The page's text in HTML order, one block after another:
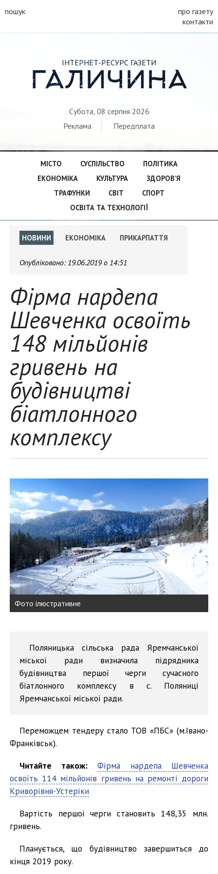
пошук
про газету
контакти
ІНТЕРНЕТ-РЕСУРС ГАЗЕТИ
ГАЛИЧИНА
Субота, 08 серпня 2026
Реклама
Передплата
МІСТО СУСПІЛЬСТВО
ПОЛІТИКА
ЕКОНОМІКА
КУЛЬТУРА
ЗДОРОВ’Я
ТРАФУНКИ
СВІТ
СПОРТ
ОСВІТА ТА ТЕХНОЛОГІЇ
НОВИНИ ЕКОНОМІКА ПРИКАРПАТТЯ
Опубліковано: 19.06.2019 о 14:51
Фірма нардепа
Шевченка освоїть
148 мільйонів
гривень на
будівництві
біатлонного
комплексу
Фото ілюстративне
Поляницька сільська рада Яремчанської
міської ради визначила підрядника
будівництва першої черги сучасного
біатлонного комплексу в с. Поляниці
Яремчанської міської ради.
Переможцем тендеру стало ТОВ «ПБС» (м.Івано-
Франківськ).
Читайте також:
Фірма нардепа Шевченка
освоїть 114 мільйонів гривень на ремонті дороги
Криворівня-Устеріки
Вартість першої черги становить 148,35 млн.
гривень.
Планується, що будівництво завершиться до
кінця 2019 року.